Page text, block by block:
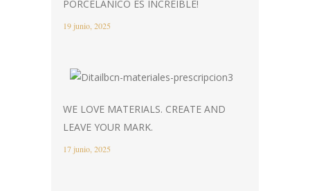
PORCELÁNICO ES INCREIBLE!
19 junio, 2025
WE LOVE MATERIALS. CREATE AND
LEAVE YOUR MARK.
17 junio, 2025